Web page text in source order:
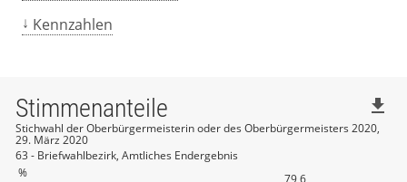
Kennzahlen
%
Stimmenanteile
Stichwahl der Oberbürgermeisterin oder des Oberbürgermeisters 2020,
29. März 2020
63 - Briefwahlbezirk, Amtliches Endergebnis
file_download